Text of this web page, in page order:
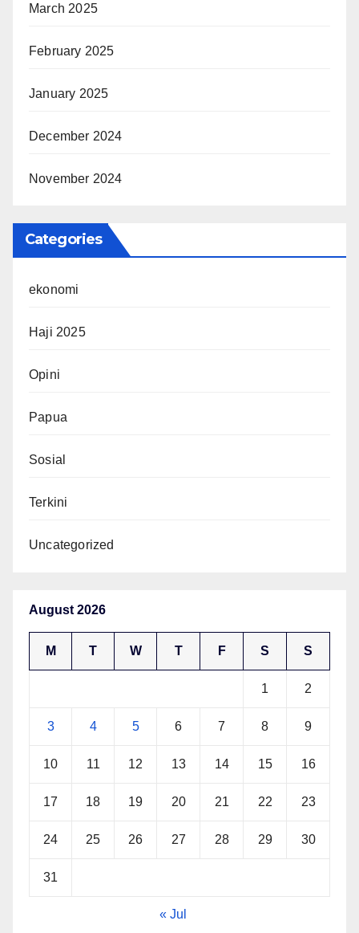
March 2025
February 2025
January 2025
December 2024
November 2024
Categories
ekonomi
Haji 2025
Opini
Papua
Sosial
Terkini
Uncategorized
August 2026
M T W T F S S
1 2
3 4 5 6 7 8 9
10 11 12 13 14 15 16
17 18 19 20 21 22 23
24 25 26 27 28 29 30
31
« Jul